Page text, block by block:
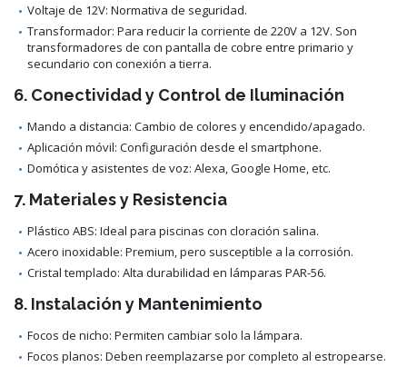
Voltaje de 12V: Normativa de seguridad.
Transformador: Para reducir la corriente de 220V a 12V. Son
transformadores de con pantalla de cobre entre primario y
secundario con conexión a tierra.
6. Conectividad y Control de Iluminación
Mando a distancia: Cambio de colores y encendido/apagado.
Aplicación móvil: Configuración desde el smartphone.
Domótica y asistentes de voz: Alexa, Google Home, etc.
7. Materiales y Resistencia
Plástico ABS: Ideal para piscinas con cloración salina.
Acero inoxidable: Premium, pero susceptible a la corrosión.
Cristal templado: Alta durabilidad en lámparas PAR-56.
8. Instalación y Mantenimiento
Focos de nicho: Permiten cambiar solo la lámpara.
Focos planos: Deben reemplazarse por completo al estropearse.